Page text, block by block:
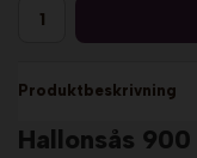
Produktbeskrivning
Hallonsås